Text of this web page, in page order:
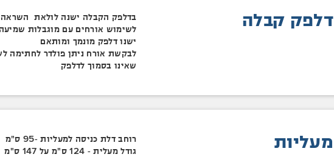
דלפק קבלה
בדלפק הקבלה ישנה לולאת השראה
לשימוש אורחים עם מוגבלות שמיעה
ישנו דלפק מונמך ומותאם
לבקשת אורח ניתן פולדר לחתימה
שאינו בסמוך לדלפק
מעליות
רוחב דלת כניסה למעליות -95 ס"מ
גודל מעלית - 124 ס"מ על 147 ס"מ